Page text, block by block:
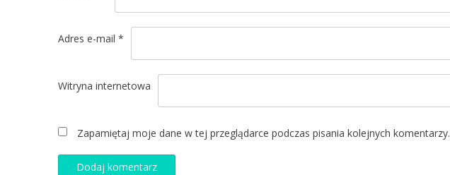
Adres e-mail *
Witryna internetowa
Zapamiętaj moje dane w tej przeglądarce podczas pisania kolejnych komentarzy.